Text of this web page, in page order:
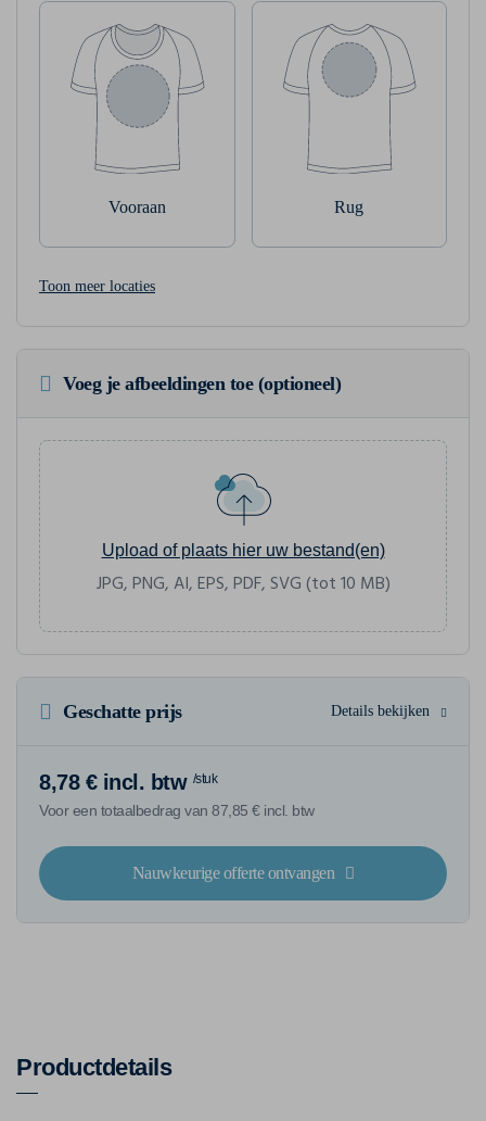
Vooraan Rug
Toon meer locaties
Voeg je afbeeldingen toe (optioneel)
Upload of plaats hier uw bestand(en)
JPG, PNG, AI, EPS, PDF, SVG (tot 10 MB)
Geschatte prijs Details bekijken
8,78 € incl. btw /stuk
Voor een totaalbedrag van 87,85 € incl. btw
Nauwkeurige offerte ontvangen
Productdetails